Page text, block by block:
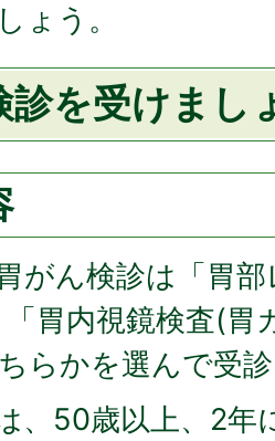
ょう。
診を受けまし
がん検診は「胃
胃内視鏡検査(胃
らかを選んで受
、50歳以上、2年